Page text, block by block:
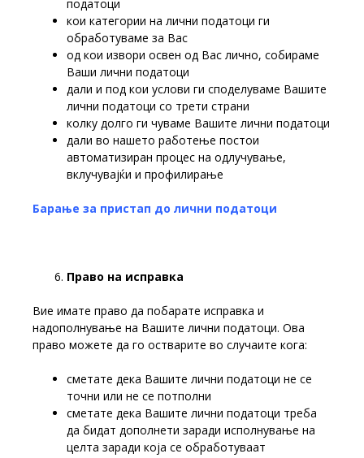
податоци
кои категории на лични податоци ги
обработуваме за Вас
од кои извори освен од Вас лично, собираме
Ваши лични податоци
дали и под кои услови ги споделуваме Вашите
лични податоци со трети страни
колку долго ги чуваме Вашите лични податоци
дали во нашето работење постои
автоматизиран процес на одлучување,
вклучувајќи и профилирање
Барање за пристап до лични податоци
Право на исправка
Вие имате право да побарате исправка и
надополнување на Вашите лични податоци. Ова
право можете да го остварите во случаите кога:
сметате дека Вашите лични податоци не се
точни или не се потполни
сметате дека Вашите лични податоци треба
да бидат дополнети заради исполнување на
целта заради која се обработуваат